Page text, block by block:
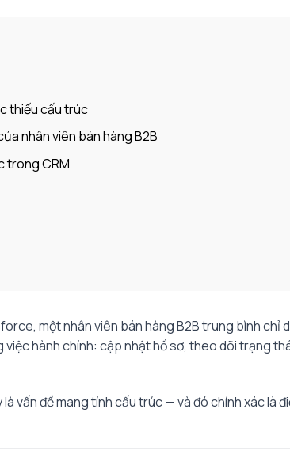
thiếu cấu trúc
nhân viên bán hàng B2B
trong CRM
một nhân viên bán hàng B2B trung bình chỉ
hành chính: cập nhật hồ sơ, theo dõi trạng
vấn đề mang tính cấu trúc — và đó chính xác là